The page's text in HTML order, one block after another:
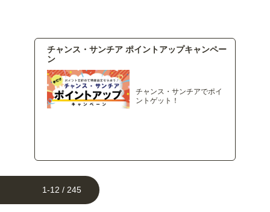
チャンス・サンチア ポイントアップキャンペー
ン
チャンス・サンチアでポイ
ントゲット！
1-12 / 245